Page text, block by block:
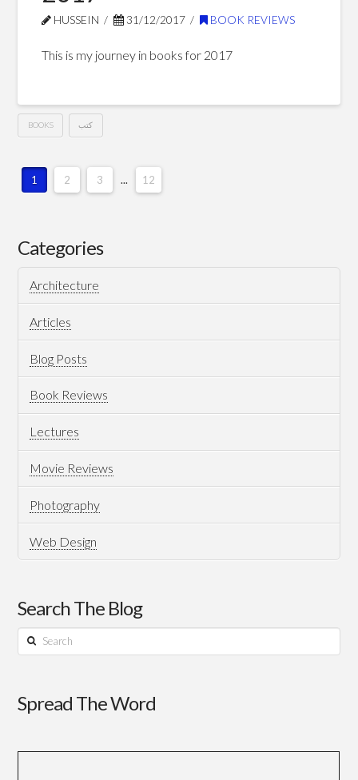
HUSSEIN 31/12/2017 BOOK REVIEWS
This is my journey in books for 2017
BOOKS كتب
Journey
Books
For
201712.31.2017
1 2 3 ... 12
Categories
Architecture
Articles
Blog Posts
Book Reviews
Lectures
Movie Reviews
Photography
Web Design
Search The Blog
Search
Spread The Word